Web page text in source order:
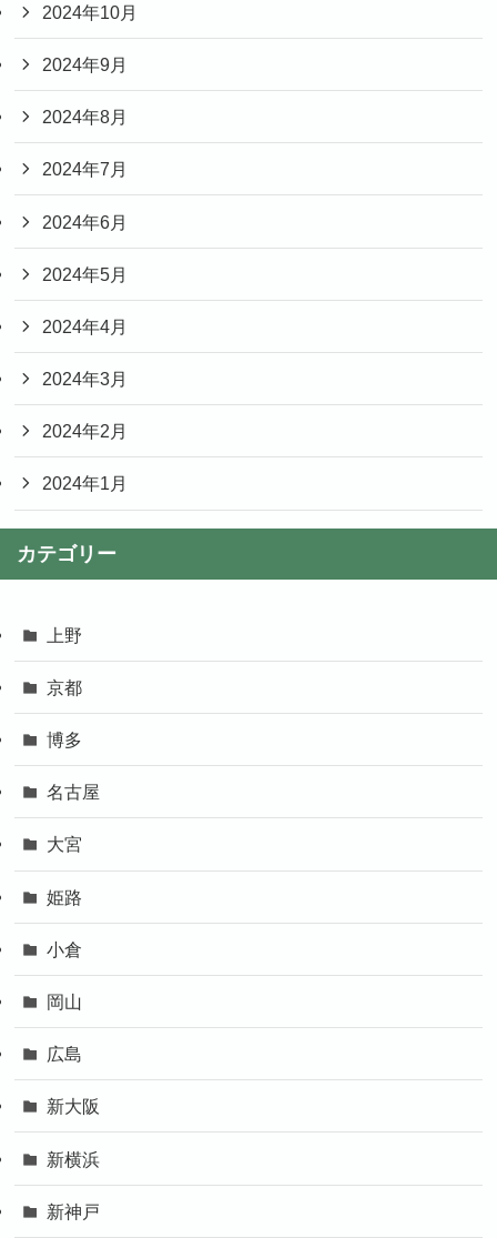
2024年10月
2024年9月
2024年8月
2024年7月
2024年6月
2024年5月
2024年4月
2024年3月
2024年2月
2024年1月
カテゴリー
上野
京都
博多
名古屋
大宮
姫路
小倉
岡山
広島
新大阪
新横浜
新神戸